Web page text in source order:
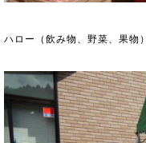
ハロー（飲み物、野菜、果物）